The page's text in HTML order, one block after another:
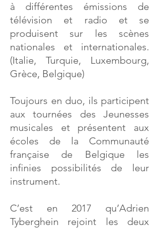
à différentes émissions de
télévision et radio et se
produisent sur les scènes
nationales et internationales.
(Italie, Turquie, Luxembourg,
Grèce, Belgique)
Toujours en duo, ils participent
aux tournées des Jeunesses
musicales et présentent aux
écoles de la Communauté
française de Belgique les
infinies possibilités de leur
instrument.
C’est en 2017 qu’Adrien
Tyberghein rejoint les deux